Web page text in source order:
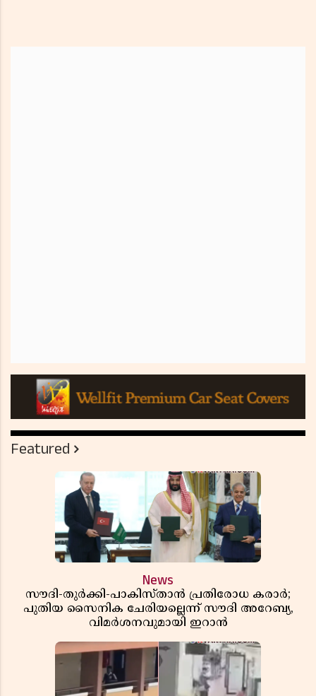
Featured
News
സൗദി-തുർക്കി-പാകിസ്താൻ പ്രതിരോധ കരാർ;
പുതിയ സൈനിക ചേരിയല്ലെന്ന് സൗദി അറേബ്യ,
വിമർശനവുമായി ഇറാൻ